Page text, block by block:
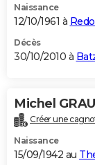
Naissance
12/10/1961 à
Décès
30/10/2010 à
Michel
Créer une
Naissance
15/09/1942 au